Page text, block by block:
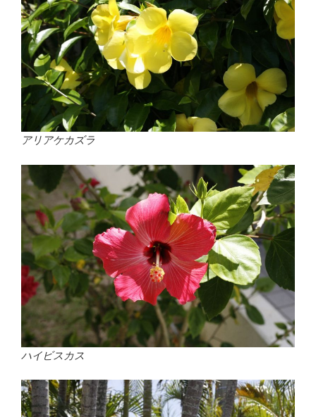
アリアケカズラ
ハイビスカス